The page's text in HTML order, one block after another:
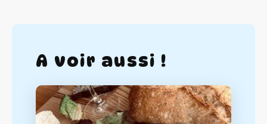
A voir aussi !